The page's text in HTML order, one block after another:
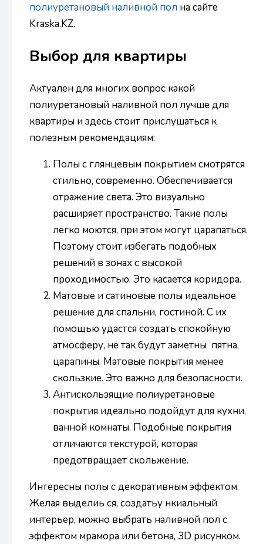
полиуретановый наливной пол на сайте
Kraska.KZ.
Выбор для квартиры
Актуален для многих вопрос какой
полиуретановый наливной пол лучше для
квартиры и здесь стоит прислушаться к
полезным рекомендациям:
Полы с глянцевым покрытием смотрятся
стильно, современно. Обеспечивается
отражение света. Это визуально
расширяет пространство. Такие полы
легко моются, при этом могут царапаться.
Поэтому стоит избегать подобных
решений в зонах с высокой
проходимостью. Это касается коридора.
Матовые и сатиновые полы идеальное
решение для спальни, гостиной. С их
помощью удастся создать спокойную
атмосферу, не так будут заметны пятна,
царапины. Матовые покрытия менее
скользкие. Это важно для безопасности.
Антискользящие полиуретановые
покрытия идеально подойдут для кухни,
ванной комнаты. Подобные покрытия
отличаются текстурой, которая
предотвращает скольжение.
Интересны полы с декоративным эффектом.
Желая выделиь ся, создатьу нкиальный
интерьер, можно выбрать наливной пол с
эффектом мрамора или бетона, 3D рисунком.